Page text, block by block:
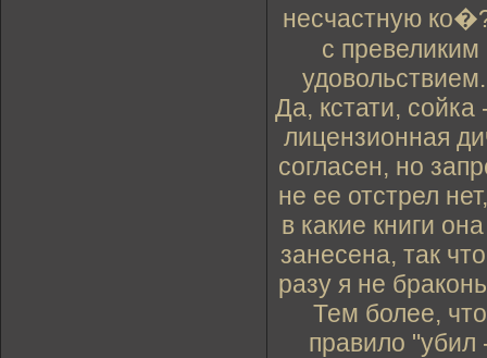
несчастную
с превеликим
Да, кстати, сойка
лицензионная
согласен, но
не ее отстрел
в какие книги
занесена, так
разу я не
Тем более, что
правило "убил